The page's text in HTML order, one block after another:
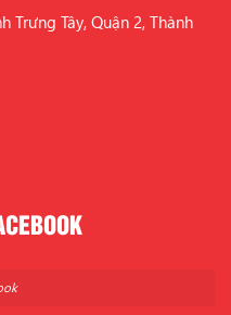
Trưng Tây, Quận 2, Thành